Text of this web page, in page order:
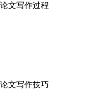
文写作过程
文写作技巧